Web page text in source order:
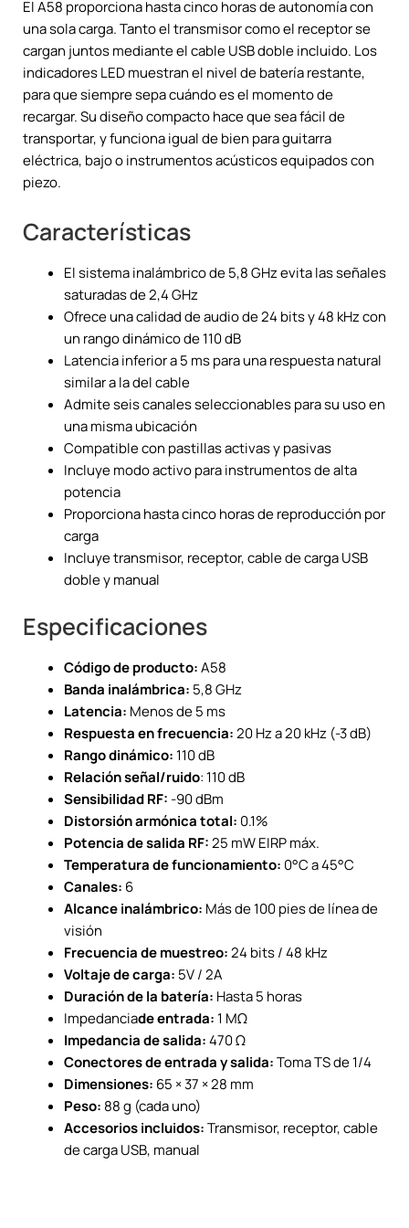
El A58 proporciona hasta cinco horas de autonomía con
una sola carga. Tanto el transmisor como el receptor se
cargan juntos mediante el cable USB doble incluido. Los
indicadores LED muestran el nivel de batería restante,
para que siempre sepa cuándo es el momento de
recargar. Su diseño compacto hace que sea fácil de
transportar, y funciona igual de bien para guitarra
eléctrica, bajo o instrumentos acústicos equipados con
piezo.
Características
El sistema inalámbrico de 5,8 GHz evita las señales
saturadas de 2,4 GHz
Ofrece una calidad de audio de 24 bits y 48 kHz con
un rango dinámico de 110 dB
Latencia inferior a 5 ms para una respuesta natural
similar a la del cable
Admite seis canales seleccionables para su uso en
una misma ubicación
Compatible con pastillas activas y pasivas
Incluye modo activo para instrumentos de alta
potencia
Proporciona hasta cinco horas de reproducción por
carga
Incluye transmisor, receptor, cable de carga USB
doble y manual
Especificaciones
Código de producto:A58
Banda inalámbrica: 5,8 GHz
Latencia: Menos de 5 ms
Respuesta en frecuencia:20 Hz a 20 kHz (-3 dB)
Rango dinámico: 110 dB
Relación señal/ruido: 110 dB
Sensibilidad RF: -90 dBm
Distorsión armónica total: 0.1%
Potencia de salida RF:25 mW EIRP máx.
Temperatura de funcionamiento: 0°C a 45°C
Canales: 6
Alcance inalámbrico: Más de 100 pies de línea de
visión
Frecuencia de muestreo:24 bits / 48 kHz
Voltaje de carga: 5V / 2A
Duración de la batería: Hasta 5 horas
Impedanciade entrada: 1 MΩ
Impedancia de salida:470 Ω
Conectores de entrada y salida:Toma TS de 1/4
Dimensiones: 65 × 37 × 28 mm
Peso: 88 g (cada uno)
Accesorios incluidos:Transmisor, receptor, cable
de carga USB, manual